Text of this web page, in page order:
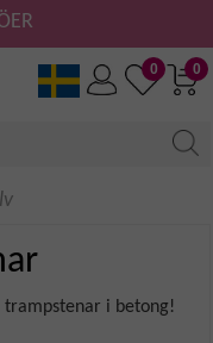
0
0
trampstenar i betong!